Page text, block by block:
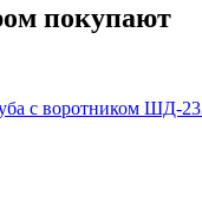
покупают